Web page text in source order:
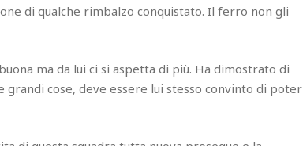
di qualche rimbalzo conquistato. Il ferro non gli
ma da lui ci si aspetta di più. Ha dimostrato di
cose, deve essere lui stesso convinto di poter